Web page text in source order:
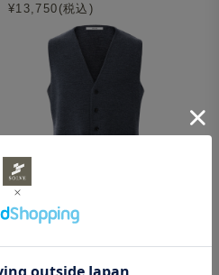
¥13,750(税込)
Mellow Knit ジレ ウォッシャブル